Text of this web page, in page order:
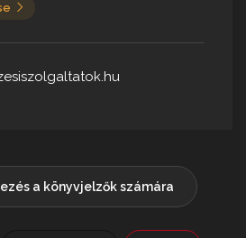
a könyvjelzők számára